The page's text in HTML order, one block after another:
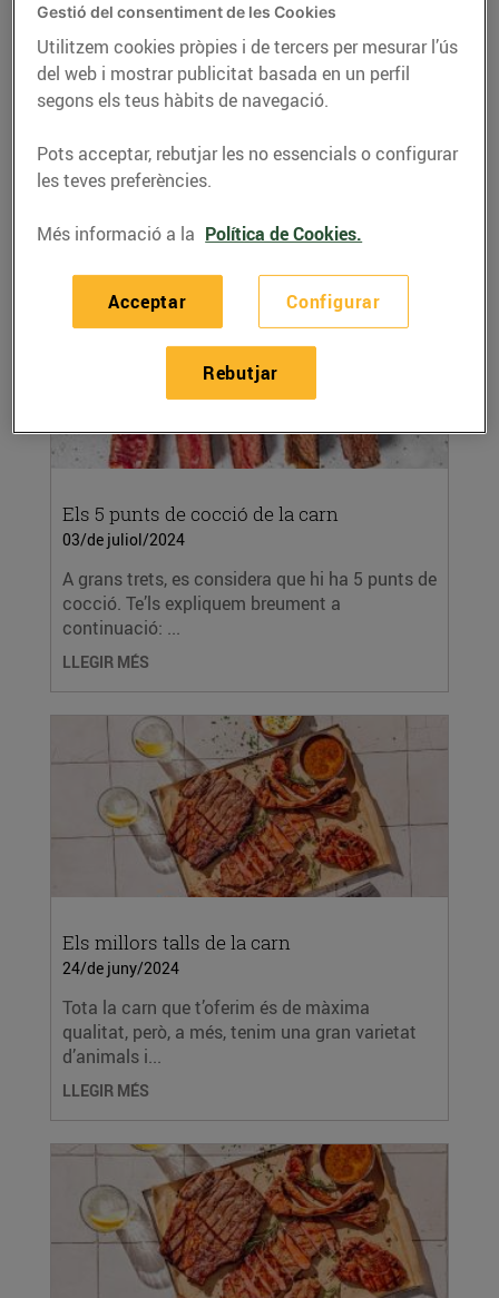
Claus per a una bona calçotada
18/de gener/2026
Aquesta tradicional festa gastronòmica
catalana és senzilla però requereix dels
LLEGIR MÉS
Els 5 punts de cocció de la carn
03/de juliol/2024
A grans trets, es considera que hi ha 5 punts de
cocció. Te’ls expliquem breument a
continuació: ...
LLEGIR MÉS
Els millors talls de la carn
24/de juny/2024
Tota la carn que t’oferim és de màxima
qualitat, però, a més, tenim una gran varietat
d’animals i...
LLEGIR MÉS
Gestió del consentiment de les Cookies
Utilitzem cookies pròpies i de tercers per mesurar l’ús
del web i mostrar publicitat basada en un perfil
segons els teus hàbits de navegació.
Pots acceptar, rebutjar les no essencials o configurar
les teves preferències.
Més informació a la Política de Cookies.
Configurar
Rebutjar
Acceptar